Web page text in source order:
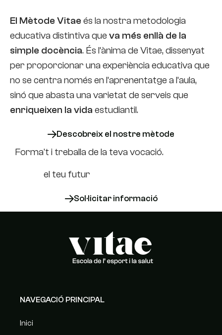
El Mètode Vitae és la nostra metodologia
educativa distintiva que va més enllà de la
simple docència. És l’ànima de Vitae, dissenyat
per proporcionar una experiència educativa que
no se centra només en l’aprenentatge a l’aula,
sinó que abasta una varietat de serveis que
enriqueixen la vida estudiantil.
Descobreix el nostre mètode
Forma't i treballa de la teva vocació.
el teu futur
Sol·licitar informació
NAVEGACIÓ PRINCIPAL
Inici